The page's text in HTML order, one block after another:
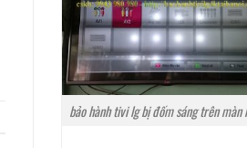
bảo hành tivi lg bị đốm sáng trên màn